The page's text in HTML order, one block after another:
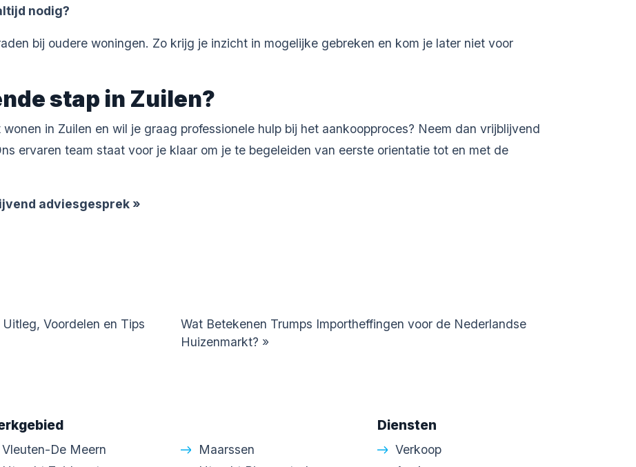
nodig?
bij oudere woningen. Zo krijg je inzicht in mogelijke gebreken en kom je later niet voor
stap in Zuilen?
in Zuilen en wil je graag professionele hulp bij het aankoopproces? Neem dan vrijblijvend
ervaren team staat voor je klaar om je te begeleiden van eerste orientatie tot en met de
adviesgesprek »
Voordelen en Tips
Wat Betekenen Trumps Importheffingen voor de Nederlandse
Huizenmarkt? »
Vleuten-De Meern
Maarssen
Diensten
Verkoop